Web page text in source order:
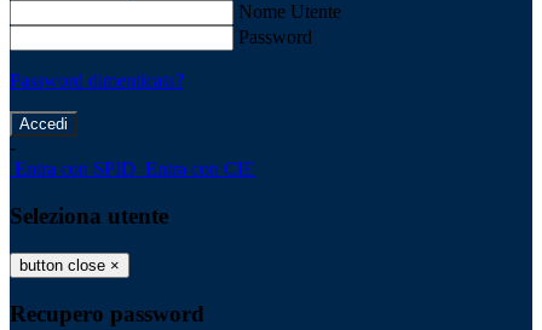
Nome Utente
Password
Password dimenticata?
-
Entra con SPID Entra con CIE
Seleziona utente
button close ×
Recupero password